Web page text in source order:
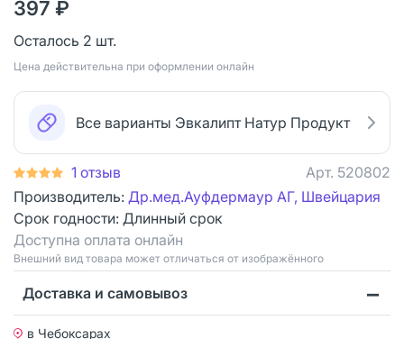
397 ₽
Осталось 2 шт.
Цена действительна при оформлении онлайн
Все варианты Эвкалипт Натур Продукт
1 отзыв Арт. 520802
Производитель: Др.мед.Ауфдермаур АГ, Швейцария
Срок годности: Длинный срок
Доступна оплата онлайн
Bнешний вид товара может отличаться от изображённого
Доставка и самовывоз
в Чебоксарах